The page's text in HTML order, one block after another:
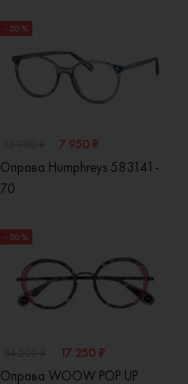
- 50 %
7 950 ₽
Оправа Humphreys 583141-
70
- 50 %
17 250 ₽
Оправа WOOW POP UP